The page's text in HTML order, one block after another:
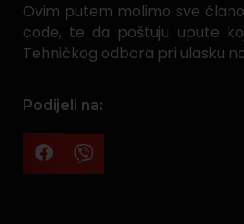
Ovim putem molimo sve
code, te da poštuju upute
Tehničkog odbora pri ulasku
Podijeli na: